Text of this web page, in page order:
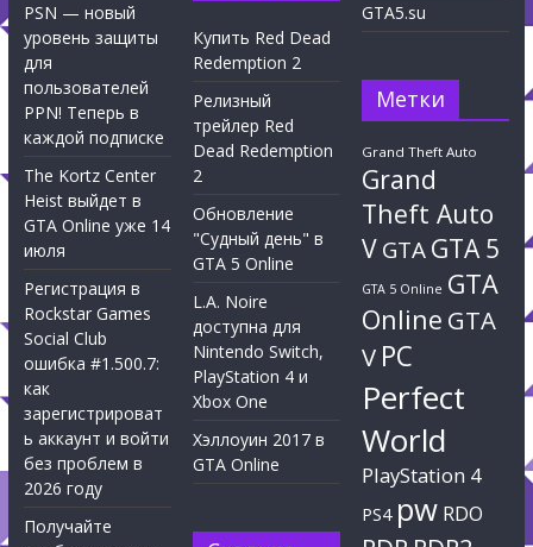
PSN — новый
уровень защиты
для
пользователей
PPN! Теперь в
каждой подписке
The Kortz Center
Heist выйдет в
GTA Online уже 14
июля
Регистрация в
Rockstar Games
Social Club
ошибка #1.500.7:
как
зарегистрироват
ь аккаунт и войти
без проблем в
2026 году
Получайте
Купить Red Dead
Redemption 2
Релизный
трейлер Red
Dead Redemption
2
Обновление
"Судный день" в
GTA 5 Online
L.A. Noire
доступна для
Nintendo Switch,
PlayStation 4 и
Xbox One
Хэллоуин 2017 в
GTA Online
GTA5.su
Метки
Grand Theft Auto
Grand
Theft Auto
VGTAGTA 5
GTA 5 Online GTA
Online GTA
V PC
Perfect
World
PlayStation 4
PS4 pw RDO